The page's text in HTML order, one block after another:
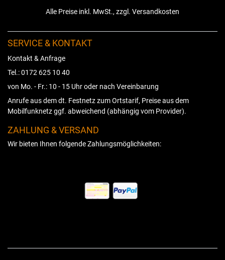
Alle Preise inkl. MwSt., zzgl. Versandkosten
SERVICE & KONTAKT
Kontakt & Anfrage
Tel.: 0172 625 10 40
von Mo. - Fr.: 10 - 15 Uhr oder nach Vereinbarung
Anrufe aus dem dt. Festnetz zum Ortstarif, Preise aus dem
Mobilfunknetz ggf. abweichend (abhängig vom Provider).
ZAHLUNG & VERSAND
Wir bieten Ihnen folgende Zahlungsmöglichkeiten: